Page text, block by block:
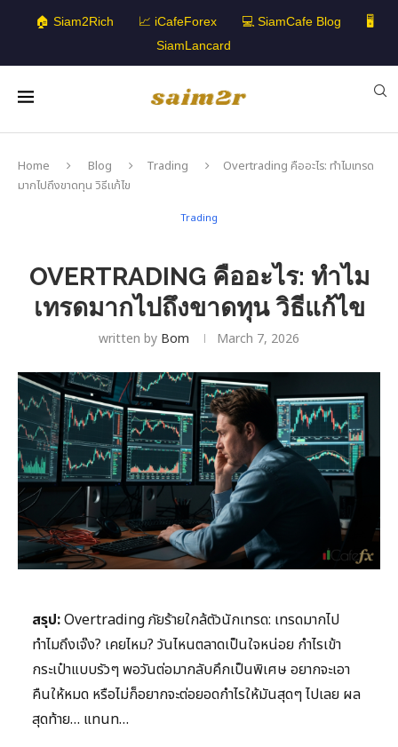
🏠 Siam2Rich 📈 iCafeForex 💻 SiamCafe Blog
🖥️
SiamLancard
Home Blog Trading
Overtrading คืออะไร: ทำไมเทรด
มากไปถึงขาดทุน วิธีแก้ไข
Trading
OVERTRADING คืออะไร: ทำไม
เทรดมากไปถึงขาดทุน วิธีแก้ไข
written by Bom March 7, 2026
สรุป:Overtrading ภัยร้ายใกล้ตัวนักเทรด: เทรดมากไป
ทำไมถึงเจ๊ง? เคยไหม? วันไหนตลาดเป็นใจหน่อย กำไรเข้า
กระเป๋าแบบรัวๆ พอวันต่อมากลับคึกเป็นพิเศษ อยากจะเอา
คืนให้หมด หรือไม่ก็อยากจะต่อยอดกำไรให้มันสุดๆ ไปเลย ผล
สุดท้าย… แทนท…